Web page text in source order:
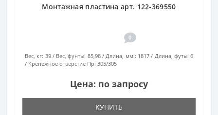
Монтажная пластина арт. 122-369550
0
Вес, кг: 39 Вес, фунты: 85,98 Длина, мм.: 1817 Длина, футы: 6
Крепежное отверстие Пр: 305/305
Цена: по запросу
КУПИТЬ